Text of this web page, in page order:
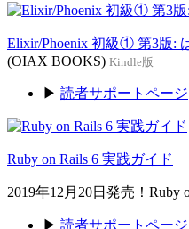
Elixir/Phoenix 初級① 第3版:
(OIAX BOOKS) Kindle版
▶ 読者サポートページ
Ruby on Rails 6 実践ガイド
2019年12月20日発売！Ruby
▶ 読者サポートページ